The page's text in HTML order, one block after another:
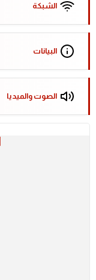
الشبكة
البيانات
الصوت والميديا